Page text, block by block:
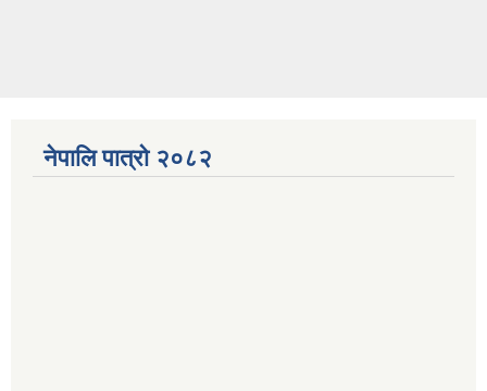
नेपालि पात्रो २०८२